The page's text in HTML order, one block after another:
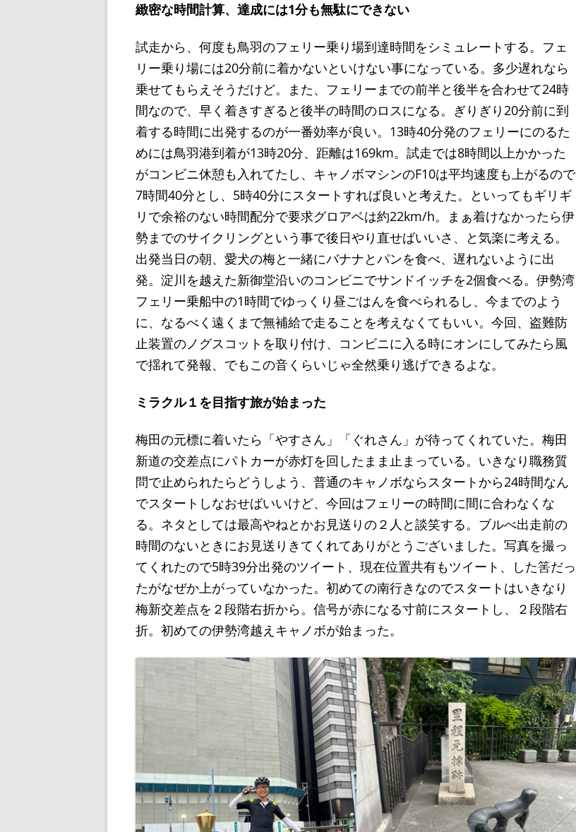
緻密な時間計算、達成には1分も無駄にできない
試走から、何度も鳥羽のフェリー乗り場到達時間をシミュレートする。フェ
リー乗り場には20分前に着かないといけない事になっている。多少遅れなら
乗せてもらえそうだけど。また、フェリーまでの前半と後半を合わせて24時
間なので、早く着きすぎると後半の時間のロスになる。ぎりぎり20分前に到
着する時間に出発するのが一番効率が良い。13時40分発のフェリーにのるた
めには鳥羽港到着が13時20分、距離は169km。試走では8時間以上かかった
がコンビニ休憩も入れてたし、キャノボマシンのF10は平均速度も上がるので
7時間40分とし、5時40分にスタートすれば良いと考えた。といってもギリギ
リで余裕のない時間配分で要求グロアベは約22km/h。まぁ着けなかったら伊
勢までのサイクリングという事で後日やり直せばいいさ、と気楽に考える。
出発当日の朝、愛犬の梅と一緒にバナナとパンを食べ、遅れないように出
発。淀川を越えた新御堂沿いのコンビニでサンドイッチを2個食べる。伊勢湾
フェリー乗船中の1時間でゆっくり昼ごはんを食べられるし、今までのよう
に、なるべく遠くまで無補給で走ることを考えなくてもいい。今回、盗難防
止装置のノグスコットを取り付け、コンビニに入る時にオンにしてみたら風
で揺れて発報、でもこの音くらいじゃ全然乗り逃げできるよな。
ミラクル１を目指す旅が始まった
梅田の元標に着いたら「やすさん」「ぐれさん」が待ってくれていた。梅田
新道の交差点にパトカーが赤灯を回したまま止まっている。いきなり職務質
問で止められたらどうしよう、普通のキャノボならスタートから24時間なん
でスタートしなおせばいいけど、今回はフェリーの時間に間に合わなくな
る。ネタとしては最高やねとかお見送りの２人と談笑する。ブルべ出走前の
時間のないときにお見送りきてくれてありがとうございました。写真を撮っ
てくれたので5時39分出発のツイート、現在位置共有もツイート、した筈だっ
たがなぜか上がっていなかった。初めての南行きなのでスタートはいきなり
梅新交差点を２段階右折から。信号が赤になる寸前にスタートし、２段階右
折。初めての伊勢湾越えキャノボが始まった。